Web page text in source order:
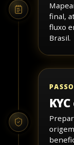
final,
fluxo
Brasil.